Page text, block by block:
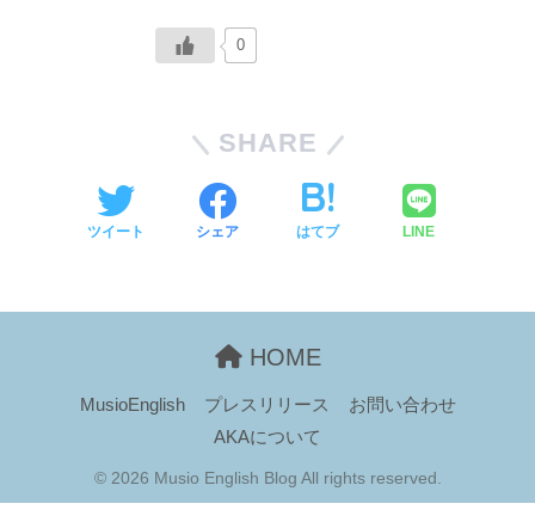
0
SHARE
ツイート シェア はてブ LINE
HOME
MusioEnglish プレスリリース
お問い合わせ
AKAについて
© 2026 Musio English Blog All rights reserved.